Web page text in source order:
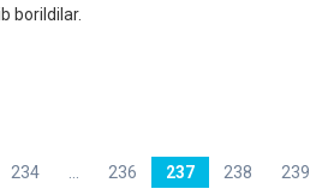
borildilar.
234 236 237 238 239